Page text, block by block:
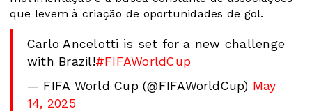
que levem à criação de oportunidades de gol.
Carlo Ancelotti is set for a new challenge
with Brazil!#FIFAWorldCup
— FIFA World Cup (@FIFAWorldCup) May
14, 2025